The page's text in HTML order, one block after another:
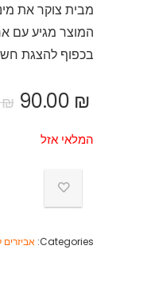
מבית צוקר את
המוצר מגיע עם
בכפוף להצגת
₪ 90.00 ₪
המלאי אזל
Categories: אביזרים